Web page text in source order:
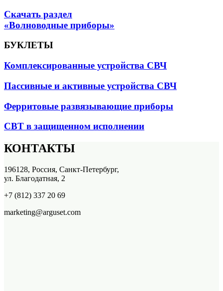
Скачать раздел
«Волноводные приборы»
БУКЛЕТЫ
Комплексированные устройства СВЧ
Пассивные и активные устройства СВЧ
Ферритовые развязывающие приборы
СВТ в защищенном исполнении
КОНТАКТЫ
196128, Россия, Санкт-Петербург,
ул. Благодатная, 2
+7 (812) 337 20 69
marketing@arguset.com